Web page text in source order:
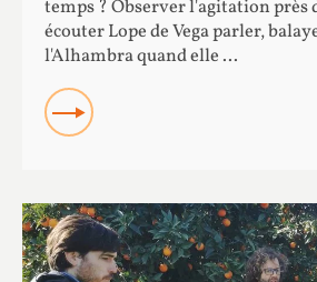
temps ? Observer l'agitation près
écouter Lope de Vega parler,
l'Alhambra quand elle ...
READ